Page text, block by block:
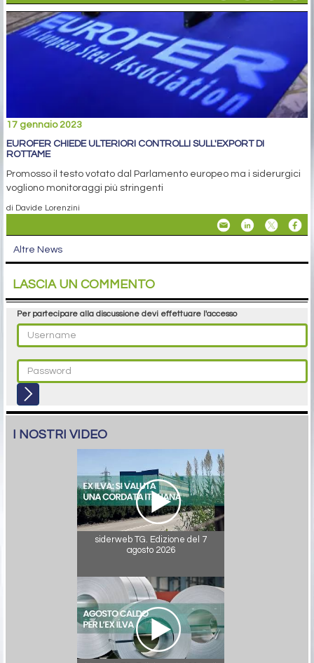
17 gennaio 2023
EUROFER CHIEDE ULTERIORI CONTROLLI SULL'EXPORT DI
ROTTAME
Promosso il testo votato dal Parlamento europeo ma i siderurgici
vogliono monitoraggi più stringenti
di Davide Lorenzini
Altre News
LASCIA UN COMMENTO
Per partecipare alla discussione devi effettuare l'accesso
I NOSTRI VIDEO
siderweb TG. Edizione del 7
agosto 2026